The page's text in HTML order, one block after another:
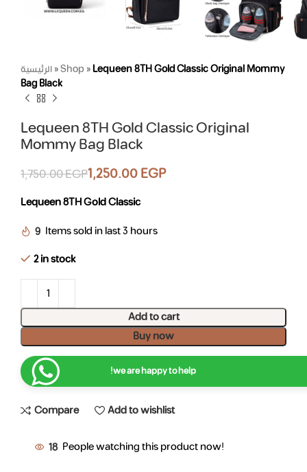
الرئيسية»Shop »Lequeen 8TH Gold Classic Original Mommy
Bag Black
Lequeen 8TH Gold Classic Original
Mommy Bag Black
1,750.00EGP1,250.00EGP
Lequeen 8TH Gold Classic
9 Items sold in last 3 hours
2 in stock
Add to cart
Buy now
we are happy to help!
Compare Add to wishlist
18 People watching this product now!